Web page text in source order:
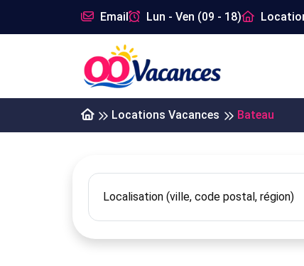
Email Lun - Ven (09 - 18)
Locations Vacances Bateau